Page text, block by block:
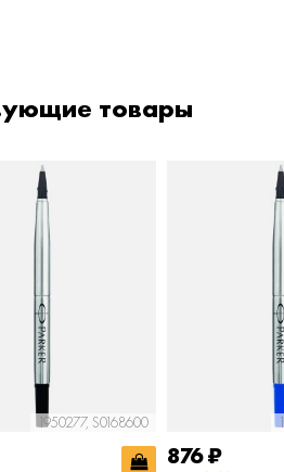
товары
1950277, S0168600
876₽